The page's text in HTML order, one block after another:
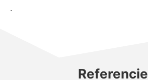
.
Referencie